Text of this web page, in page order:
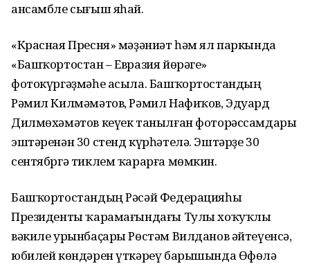
ансамбле сығыш яһай.
«Красная Пресня» мәҙәниәт һәм ял паркында
«Башҡортостан – Евразия йөрәге»
фотокүргәҙмәһе асыла. Башҡортостандың
Рәмил Килмәмәтов, Рәмил Нафиҡов, Эдуард
Дилмөхәмәтов кеүек танылған фоторәссамдары
эштәренән 30 стенд күрһәтелә. Эштәрҙе 30
сентябргә тиклем ҡарарға мөмкин.
Башҡортостандың Рәсәй Федерацияһы
Президенты ҡарамағындағы Тулы хоҡуҡлы
вәкиле урынбаҫары Рөстәм Вилданов әйтеүенсә,
юбилей көндәрен үткәреү барышында Өфөлә